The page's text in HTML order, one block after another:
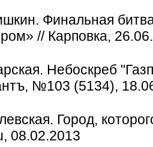
Финальная
// Карповка,
Небоскреб
№103 (5134),
Город,
08.02.2013